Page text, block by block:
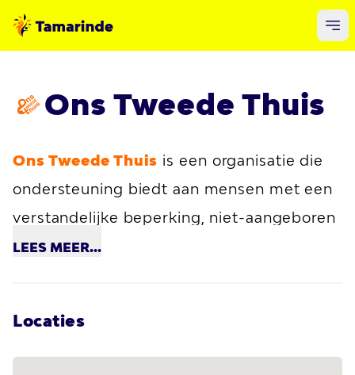
Ons Tweede Thuis
Ons Tweede Thuis is een organisatie die
ondersteuning biedt aan mensen met een
verstandelijke beperking, niet-aangeboren
hersenletsel of andere beperkingen. De
LEES MEER...
Locaties